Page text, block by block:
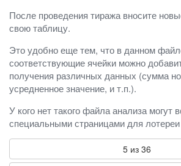
После проведения тиража вносите
свою таблицу.
Это удобно еще тем, что в данном
соответствующие ячейки можно
получения различных данных (сумма
усредненное значение, и т.п.).
У кого нет такого файла анализа могут
специальными страницами для лотереи
5 из 36